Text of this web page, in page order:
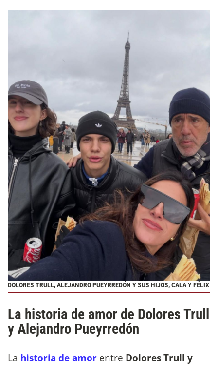
DOLORES TRULL, ALEJANDRO PUEYRREDÓN Y SUS HIJOS, CALA Y FÉLIX
La historia de amor de Dolores Trull
y Alejandro Pueyrredón
La historia de amor entre Dolores Trull y